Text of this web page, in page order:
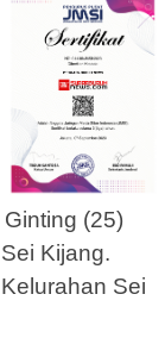
(25)
Kijang.
Sei